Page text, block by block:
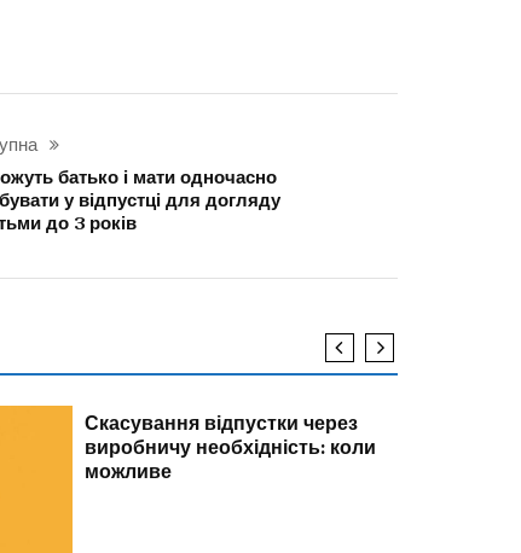
батько і мати одночасно
у відпустці для догляду
до 3 років
Скасування відпустки через
виробничу необхідність: коли
можливе